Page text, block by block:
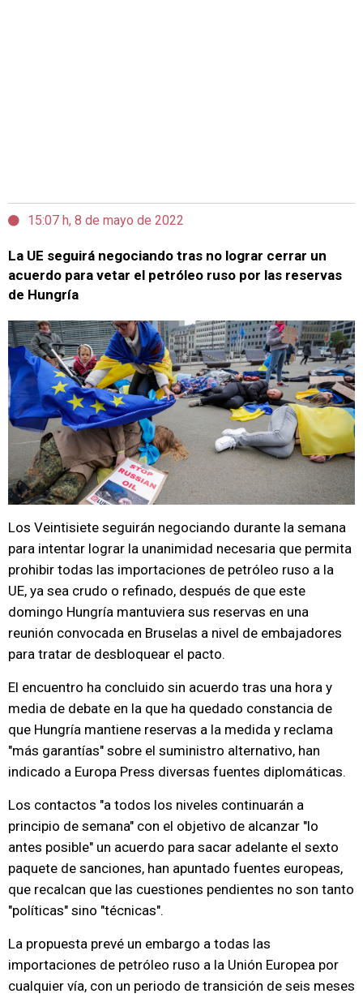
15:07 h, 8 de mayo de 2022
La UE seguirá negociando tras no lograr cerrar un
acuerdo para vetar el petróleo ruso por las reservas
de Hungría
Los Veintisiete seguirán negociando durante la semana
para intentar lograr la unanimidad necesaria que permita
prohibir todas las importaciones de petróleo ruso a la
UE, ya sea crudo o refinado, después de que este
domingo Hungría mantuviera sus reservas en una
reunión convocada en Bruselas a nivel de embajadores
para tratar de desbloquear el pacto.
El encuentro ha concluido sin acuerdo tras una hora y
media de debate en la que ha quedado constancia de
que Hungría mantiene reservas a la medida y reclama
"más garantías" sobre el suministro alternativo, han
indicado a Europa Press diversas fuentes diplomáticas.
Los contactos "a todos los niveles continuarán a
principio de semana" con el objetivo de alcanzar "lo
antes posible" un acuerdo para sacar adelante el sexto
paquete de sanciones, han apuntado fuentes europeas,
que recalcan que las cuestiones pendientes no son tanto
"políticas" sino "técnicas".
La propuesta prevé un embargo a todas las
importaciones de petróleo ruso a la Unión Europea por
cualquier vía, con un periodo de transición de seis meses